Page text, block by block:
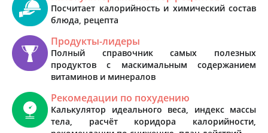
Посчитает калорийность и химический состав
блюда, рецепта
Продукты-лидеры
Полный справочник самых полезных
продуктов с маскимальным содержанием
витаминов и минералов
Рекомедации по похудению
Калькулятор идеального веса, индекс массы
тела, расчёт коридора калорийности,